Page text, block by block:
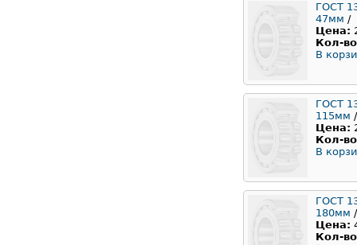
ГОСТ
47мм /
Цена:
Кол-
В
ГОСТ
115мм /
Цена:
Кол-
В
ГОСТ
180мм /
Цена:
Кол-